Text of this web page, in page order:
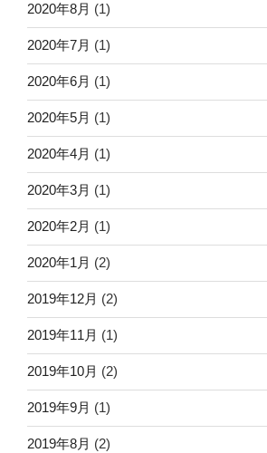
2020年8月 (1)
2020年7月 (1)
2020年6月 (1)
2020年5月 (1)
2020年4月 (1)
2020年3月 (1)
2020年2月 (1)
2020年1月 (2)
2019年12月 (2)
2019年11月 (1)
2019年10月 (2)
2019年9月 (1)
2019年8月 (2)